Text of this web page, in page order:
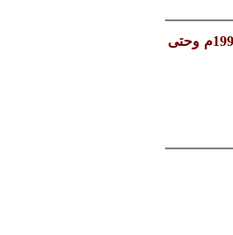
ابرز الجرائم الإرهابية التي حدثت باليمن منذ إعادة تحقيق الوحدة اليمنية عام 1990م وحتى